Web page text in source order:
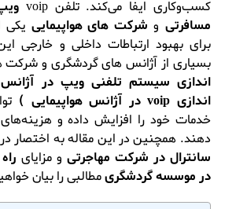
کسب‌وکاری ایفا می‌کند. تلفن voip
مسافرتی و شرکت های هواپیمایی یکی
برای بهبود ارتباطات داخلی و
بسیاری از آژانس‌ های گردشگری و شرکت‌
اندازی سیستم تلفنی ویپ در آژانس
اندازی voip در آژانس هواپیمایی )
خدمات خود را افزایش داده و
دهند. همچنین در این مقاله به
سانترال در شرکت مهاجرتی و مزایای
در موسسه گردشگریمطالبی را بیان